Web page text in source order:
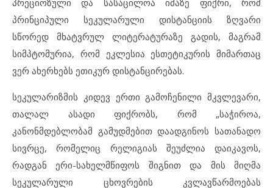
პრეციოზული და სასაცილოა იმაზე ფიქრი, რომ
პრინციპული სეკულარული დისტანციის ზღვარი
სწორედ მხატვრულ ლიტერატურაზე გადის, მაგრამ
სიმპტომურია, რომ ეკლესია ესთეტიკურის მიმართაც
ვერ ახერხებს ეთიკურ დისტანცირებას.
სეკულარიზმის კიდევ ერთი გამოჩენილი მკვლევარი,
თალალ ასადი ფიქრობს, რომ „საჭიროა,
კანონმდებლობამ გამუდმებით დაადგინოს სათანადო
სივრცე, რომელიც რელიგიას შეუძლია დაიკავოს,
რადგან ერი-სახელმწიფოს შიგნით და მის მიღმა
სეკულარული ცხოვრების კვლავწარმოებას